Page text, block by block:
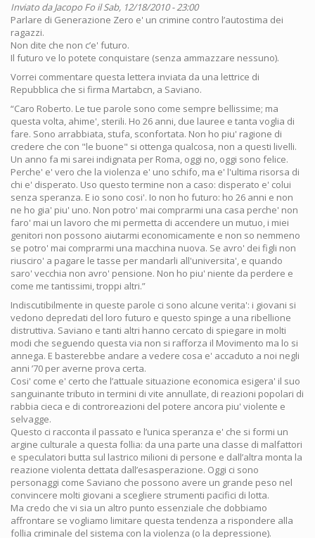
Inviato daJacopo Fo il Sab, 12/18/2010 - 23:00
Parlare di Generazione Zero e' un crimine contro l’autostima dei
ragazzi.
Non dite che non c’e' futuro.
Il futuro ve lo potete conquistare (senza ammazzare nessuno).
Vorrei commentare questa lettera inviata da una lettrice di
Repubblica che si firma Martabcn, a Saviano.
“Caro Roberto. Le tue parole sono come sempre bellissime; ma
questa volta, ahime', sterili. Ho 26 anni, due lauree e tanta voglia di
fare. Sono arrabbiata, stufa, sconfortata. Non ho piu' ragione di
credere che con "le buone" si ottenga qualcosa, non a questi livelli.
Un anno fa mi sarei indignata per Roma, oggi no, oggi sono felice.
Perche' e' vero che la violenza e' uno schifo, ma e' l'ultima risorsa di
chi e' disperato. Uso questo termine non a caso: disperato e' colui
senza speranza. E io sono cosi'. Io non ho futuro: ho 26 anni e non
ne ho gia' piu' uno. Non potro' mai comprarmi una casa perche' non
faro' mai un lavoro che mi permetta di accendere un mutuo, i miei
genitori non possono aiutarmi economicamente e non so nemmeno
se potro' mai comprarmi una macchina nuova. Se avro' dei figli non
riusciro' a pagare le tasse per mandarli all'universita', e quando
saro' vecchia non avro' pensione. Non ho piu' niente da perdere e
come me tantissimi, troppi altri.”
Indiscutibilmente in queste parole ci sono alcune verita': i giovani si
vedono depredati del loro futuro e questo spinge a una ribellione
distruttiva. Saviano e tanti altri hanno cercato di spiegare in molti
modi che seguendo questa via non si rafforza il Movimento ma lo si
annega. E basterebbe andare a vedere cosa e' accaduto a noi negli
anni ’70 per averne prova certa.
Cosi' come e' certo che l’attuale situazione economica esigera' il suo
sanguinante tributo in termini di vite annullate, di reazioni popolari di
rabbia cieca e di controreazioni del potere ancora piu' violente e
selvagge.
Questo ci racconta il passato e l’unica speranza e' che si formi un
argine culturale a questa follia: da una parte una classe di malfattori
e speculatori butta sul lastrico milioni di persone e dall’altra monta la
reazione violenta dettata dall’esasperazione. Oggi ci sono
personaggi come Saviano che possono avere un grande peso nel
convincere molti giovani a scegliere strumenti pacifici di lotta.
Ma credo che vi sia un altro punto essenziale che dobbiamo
affrontare se vogliamo limitare questa tendenza a rispondere alla
follia criminale del sistema con la violenza (o la depressione).